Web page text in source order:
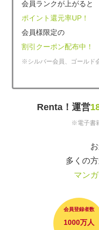
会員ランクが上がると
ポイント還元率UP！
会員様限定の
割引クーポン配布中！
※シルバー会員、ゴールド
Renta！運営
※電子書
多くの
マン
会員登録者数
1000万人